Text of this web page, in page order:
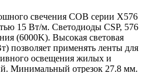
свечения COB серии X576
15 Вт/м. Светодиоды CSP, 576
(6000K). Высокая световая
позволяет применять ленты для
освещения жилых и
Минимальный отрезок 27.8 мм.